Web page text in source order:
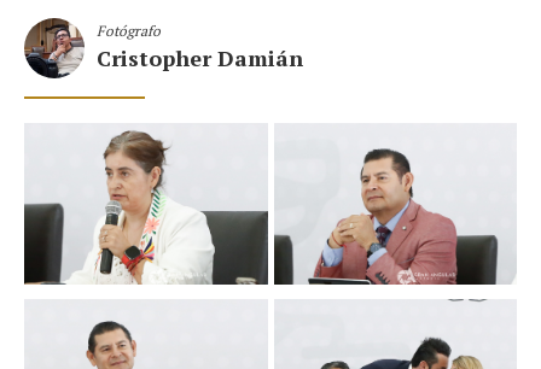
Fotógrafo
Cristopher Damián